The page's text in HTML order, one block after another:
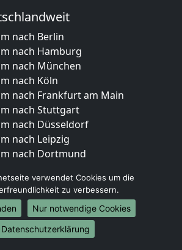
nach Berlin
nach Hamburg
nach München
nach Köln
nach Frankfurt am Main
nach Stuttgart
nach Düsseldorf
nach Leipzig
nach Dortmund
nach Bremen
nach Dresden
nach Hannover
nach Nürnberg
nach Duisburg
verwendet Cookies um die
zu verbessern.
Nur notwendige Cookies
Datenschutzerklärung